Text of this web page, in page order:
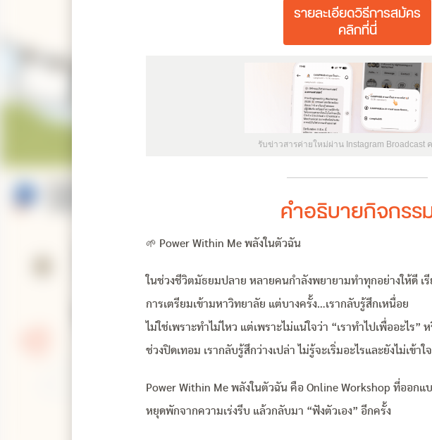
รายละเอียดวิธีการสมัคร
คลิกที่นี่
รับข่าวสารค่ายใหม่ผ่าน Instagram Broadcast
คำอธิบายกิจกรร
🌱 Power Within Me พลังในตัวฉัน
ในช่วงชีวิตมัธยมปลาย หลายคนกำลังพยายามทำทุกอย่างให้ดี เ
การเตรียมเข้ามหาวิทยาลัย แต่บางครั้ง…เรากลับรู้สึกเหนื่อย
ไม่ใช่เพราะทำไม่ไหว แต่เพราะไม่แน่ใจว่า “เราทำไปเพื่ออะไร”
ช่วงปิดเทอม เรากลับรู้สึกว่างเปล่า ไม่รู้จะเริ่มอะไรและยังไม่เข้าใ
Power Within Me พลังในตัวฉัน คือ Online Workshop ที่ออกแ
หยุดพักจากความเร่งรีบ แล้วกลับมา “ฟังตัวเอง” อีกครั้ง